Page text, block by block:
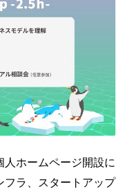
ホームページ開設に
フラ、スタートアップ